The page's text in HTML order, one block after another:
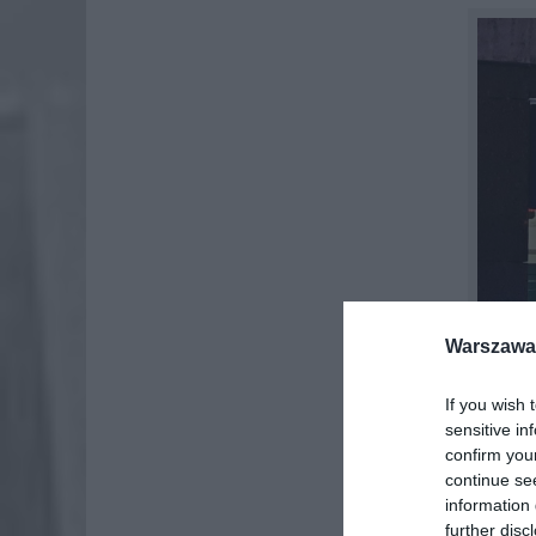
If you wish
sensitive
confirm
continue
information
further